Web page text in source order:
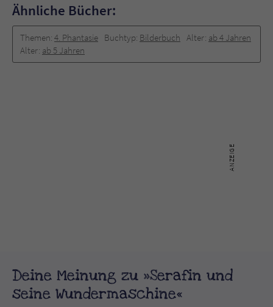
Ähnliche Bücher:
Themen: 4. Phantasie Buchtyp: Bilderbuch Alter: ab 4 Jahren
Alter: ab 5 Jahren
Deine Meinung zu »Serafin und
seine Wundermaschine«